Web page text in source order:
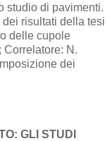
studio di pavimenti.
dei risultati della tesi
delle cupole
Correlatore: N.
dei
GLI STUDI